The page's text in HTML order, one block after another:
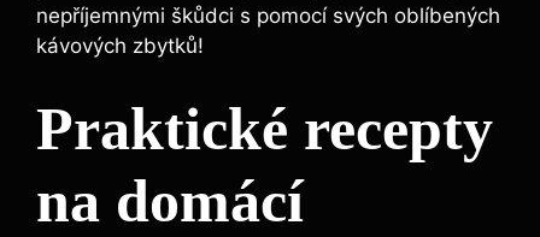
nepříjemnými škůdci s pomocí‍ svých oblíbených
kávových zbytků!
Praktické recepty⁤
na ​domácí